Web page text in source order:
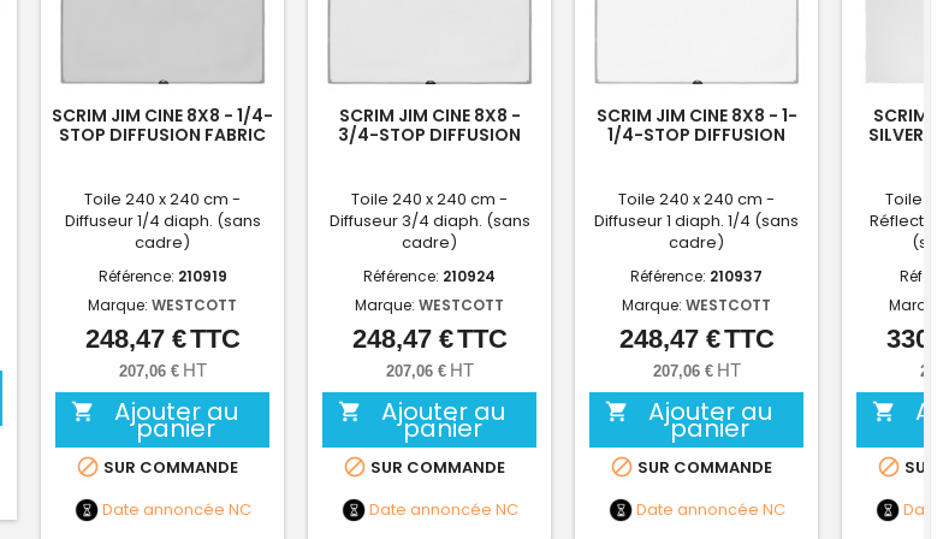
SCRIM JIM CINE 8X8 - 1/4-
STOP DIFFUSION FABRIC
Toile 240 x 240 cm -
Diffuseur 1/4 diaph. (sans
cadre)
Référence: 210919
Marque: WESTCOTT
Prix
248,47 €TTC
207,06 € HT
 Ajouter au
panier
 SUR COMMANDE
Date annoncée NC
SCRIM JIM CINE 8X8 -
3/4-STOP DIFFUSION
Toile 240 x 240 cm -
Diffuseur 3/4 diaph. (sans
cadre)
Référence: 210924
Marque: WESTCOTT
Prix
248,47 €TTC
207,06 € HT
 Ajouter au
panier
 SUR COMMANDE
Date annoncée NC
SCRIM JIM CINE 8X8 - 1-
1/4-STOP DIFFUSION
Toile 240 x 240 cm -
Diffuseur 1 diaph. 1/4 (sans
cadre)
Référence: 210937
Marque: WESTCOTT
Prix
248,47 €TTC
207,06 € HT
 Ajouter au
panier
 SUR COMMANDE
Date annoncée NC
SCRIM
SILVER/
Toile

 SUR
Date